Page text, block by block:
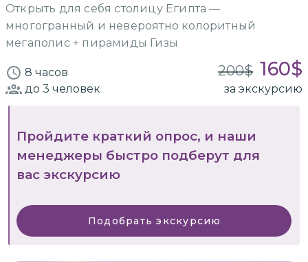
Открыть для себя столицу Египта —
многогранный и невероятно колоритный
мегаполис + пирамиды Гизы
8 часов 200$ 160$
до 3 человек за экскурсию
Пройдите краткий опрос, и наши
менеджеры быстро подберут для
вас экскурсию
Подобрать экскурсию